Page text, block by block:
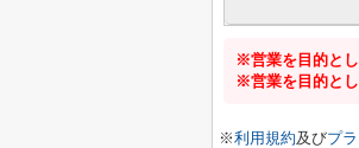
※営業を目的と
※営業を目的と
※利用規約及びプ